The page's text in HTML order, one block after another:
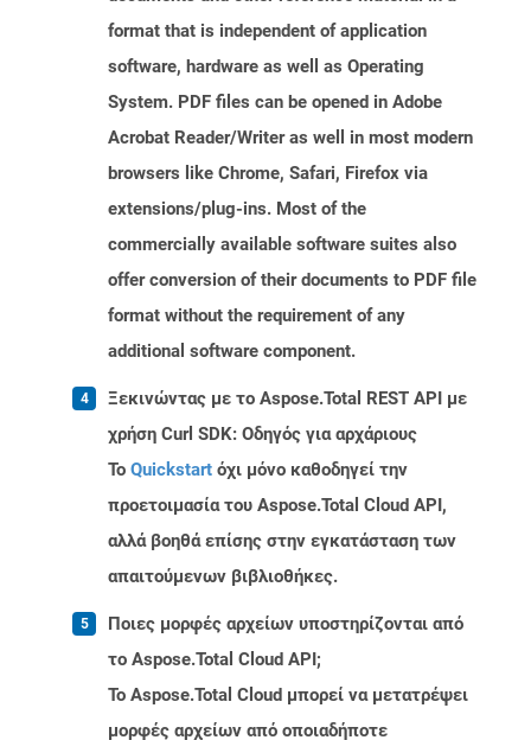
format that is independent of application
software, hardware as well as Operating
System. PDF files can be opened in Adobe
Acrobat Reader/Writer as well in most modern
browsers like Chrome, Safari, Firefox via
extensions/plug-ins. Most of the
commercially available software suites also
offer conversion of their documents to PDF file
format without the requirement of any
additional software component.
Ξεκινώντας με το Aspose.Total REST API με
χρήση Curl SDK: Οδηγός για αρχάριους
Το Quickstart όχι μόνο καθοδηγεί την
προετοιμασία του Aspose.Total Cloud API,
αλλά βοηθά επίσης στην εγκατάσταση των
απαιτούμενων βιβλιοθήκες.
Ποιες μορφές αρχείων υποστηρίζονται από
το Aspose.Total Cloud API;
Το Aspose.Total Cloud μπορεί να μετατρέψει
μορφές αρχείων από οποιαδήποτε